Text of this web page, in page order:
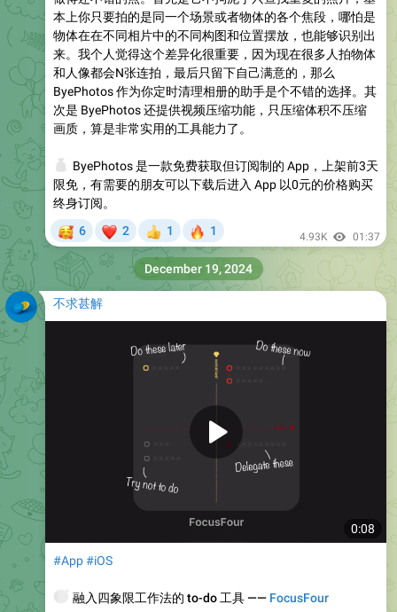
本上你只要拍的是同一个场景或者物体的各个焦段，哪怕是
物体在在不同相片中的不同构图和位置摆放，也能够识别出
来。我个人觉得这个差异化很重要，因为现在很多人拍物体
和人像都会N张连拍，最后只留下自己满意的，那么
ByePhotos 作为你定时清理相册的助手是个不错的选择。其
次是 ByePhotos 还提供视频压缩功能，只压缩体积不压缩
画质，算是非常实用的工具能力了。
ByePhotos 是一款免费获取但订阅制的 App，上架前3天
限免，有需要的朋友可以下载后进入 App 以0元的价格购买
终身订阅。
6 2
👍
1
🔥
1 4.93K 01:37
不求甚解
0:08
#App#iOS
融入四象限工作法的 to-do 工具 —— FocusFour
December 19, 2024